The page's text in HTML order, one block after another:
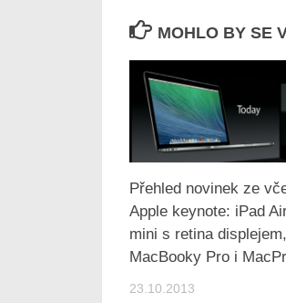
MOHLO BY SE
Přehled novinek ze
Apple keynote: iPad
mini s retina
MacBooky Pro i
23.10.2013